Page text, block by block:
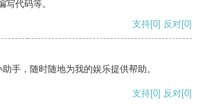
写代码等。
支持[0] 反对[0]
手，随时随地为我的娱乐提供帮助。
支持[0] 反对[0]